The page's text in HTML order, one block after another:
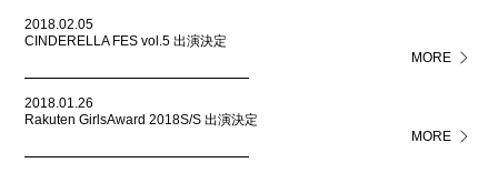
2018.02.05
CINDERELLA FES vol.5 出演決定
MORE
2018.01.26
Rakuten GirlsAward 2018S/S 出演決定
MORE